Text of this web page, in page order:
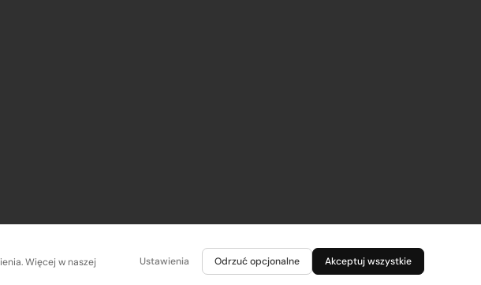
Więcej w naszej
Ustawienia Odrzuć opcjonalne Akceptuj wszystkie